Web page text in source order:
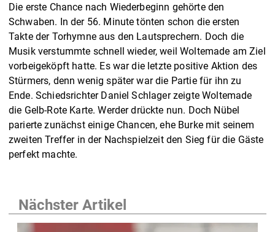
Die erste Chance nach Wiederbeginn gehörte den
Schwaben. In der 56. Minute tönten schon die ersten
Takte der Torhymne aus den Lautsprechern. Doch die
Musik verstummte schnell wieder, weil Woltemade am Ziel
vorbeigeköpft hatte. Es war die letzte positive Aktion des
Stürmers, denn wenig später war die Partie für ihn zu
Ende. Schiedsrichter Daniel Schlager zeigte Woltemade
die Gelb-Rote Karte. Werder drückte nun. Doch Nübel
parierte zunächst einige Chancen, ehe Burke mit seinem
zweiten Treffer in der Nachspielzeit den Sieg für die Gäste
perfekt machte.
Nächster Artikel